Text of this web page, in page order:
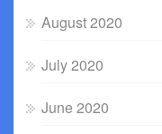
August 2020
July 2020
June 2020